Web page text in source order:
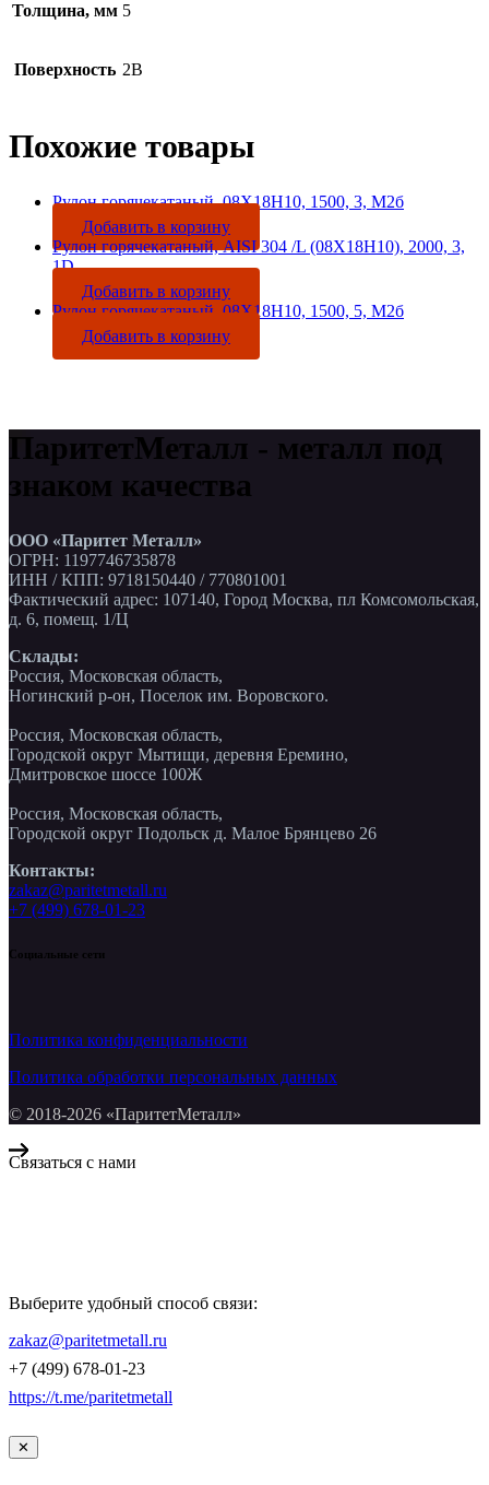
Толщина, мм 5
Поверхность 2B
Похожие товары
Рулон горячекатаный, 08Х18Н10, 1500, 3, М2б
Добавить в корзину
Рулон горячекатаный, AISI 304 /L (08Х18Н10), 2000, 3,
1D
Добавить в корзину
Рулон горячекатаный, 08Х18Н10, 1500, 5, М2б
Добавить в корзину
ПаритетМеталл - металл под
знаком качества
ООО «Паритет Металл»
ОГРН: 1197746735878
ИНН / КПП: 9718150440 / 770801001
Фактический адрес: 107140, Город Москва, пл Комсомольская,
д. 6, помещ. 1/Ц
Склады:
Россия, Московская область,
Ногинский р-он, Поселок им. Воровского.
Россия, Московская область,
Городской округ Мытищи, деревня Еремино,
Дмитровское шоссе 100Ж
Россия, Московская область,
Городской округ Подольск д. Малое Брянцево 26
Контакты:
zakaz@paritetmetall.ru
+7 (499) 678-01-23
Социальные сети
Политика конфиденциальности
Политика обработки персональных данных
© 2018-2026 «ПаритетМеталл»
Связаться с нами
Выберите удобный способ связи:
zakaz@paritetmetall.ru
+7 (499) 678-01-23
https://t.me/paritetmetall
✕